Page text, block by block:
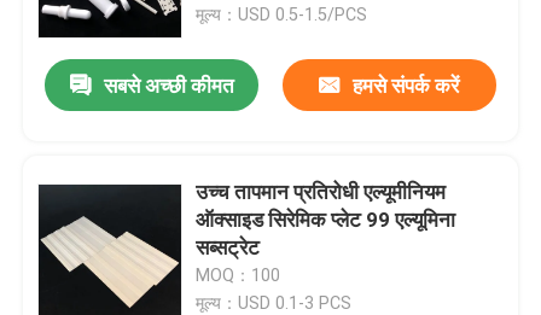
मूल्य：USD 0.5-1.5/PCS
सबसे अच्छी कीमत हमसे संपर्क करें
उच्च तापमान प्रतिरोधी एल्यूमीनियम
ऑक्साइड सिरेमिक प्लेट 99 एल्यूमिना
सब्सट्रेट
MOQ：100
मूल्य：USD 0.1-3 PCS